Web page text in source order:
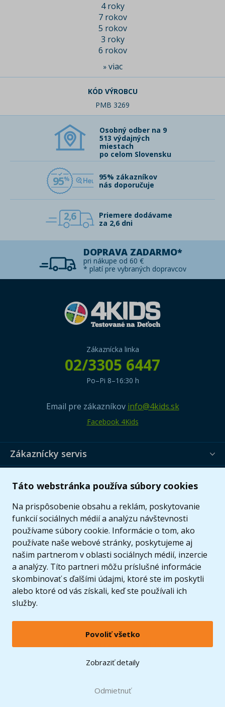
Táto webstránka používa súbory cookies
Na prispôsobenie obsahu a reklám, poskytovanie
funkcií sociálnych médií a analýzu návštevnosti
používame súbory cookie. Informácie o tom, ako
používate naše webové stránky, poskytujeme aj
našim partnerom v oblasti sociálnych médií, inzercie
a analýzy. Títo partneri môžu príslušné informácie
skombinovať s ďalšími údajmi, ktoré ste im poskytli
alebo ktoré od vás získali, keď ste používali ich
služby.
Povoliť všetko
Zobraziť detaily
Odmietnuť
4 roky
7 rokov
5 rokov
3 roky
6 rokov
» viac
KÓD VÝROBCU
PMB 3269
Osobný odber na 9
513 výdajných
miestach
po celom Slovensku
95
95% zákazníkov
nás doporučuje
2,6
Priemere dodávame
za 2,6 dni
DOPRAVA ZADARMO*
pri nákupe od 60 €
* platí pre vybraných dopravcov
Zákaznícka linka
02/3305 6447
Po–Pi 8–16:30 h
Email pre zákazníkov info@4kids.sk
Facebook 4Kids
Zákaznícky servis
© 2005 - 2026 Copyright 4kids.sk
LEGO, logo LEGO a minifigúrka sú ochrannými známkami spoločnosti LEGO Group. ©
2024 The LEGO Group.
Zobraziť verziu pre desktop
Doprava zadarmopri nákupe od